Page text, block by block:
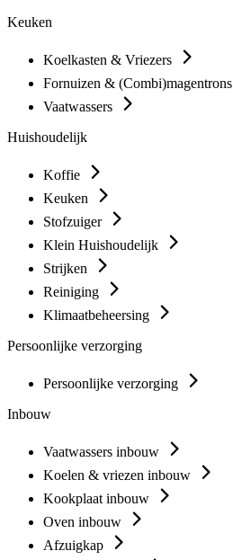
Keuken
Koelkasten & Vriezers
Fornuizen & (Combi)magentrons
Vaatwassers
Huishoudelijk
Koffie
Keuken
Stofzuiger
Klein Huishoudelijk
Strijken
Reiniging
Klimaatbeheersing
Persoonlijke verzorging
Persoonlijke verzorging
Inbouw
Vaatwassers inbouw
Koelen & vriezen inbouw
Kookplaat inbouw
Oven inbouw
Afzuigkap